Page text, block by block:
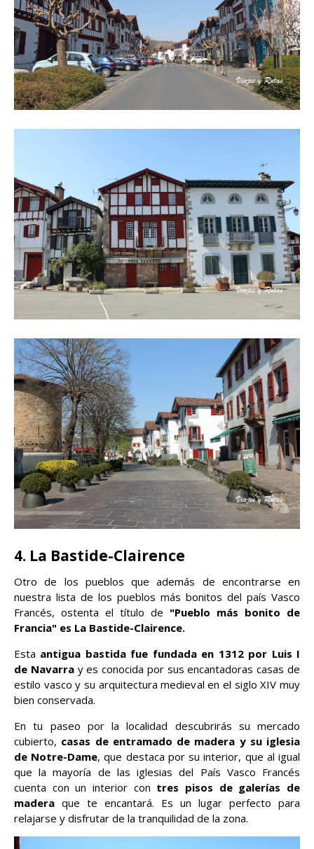
4. La Bastide-Clairence
Otro de los pueblos que además de encontrarse en
nuestra lista de los pueblos más bonitos del país Vasco
Francés, ostenta el título de "Pueblo más bonito de
Francia" es La Bastide-Clairence.
Esta antigua bastida fue fundada en 1312 por Luis I
de Navarray es conocida por sus encantadoras casas de
estilo vasco y su arquitectura medieval en el siglo XIV muy
bien conservada.
En tu paseo por la localidad descubrirás su mercado
cubierto, casas de entramado de madera y su iglesia
de Notre-Dame, que destaca por su interior, que al igual
que la mayoría de las iglesias del País Vasco Francés
cuenta con un interior con tres pisos de galerías de
madera que te encantará. Es un lugar perfecto para
relajarse y disfrutar de la tranquilidad de la zona.